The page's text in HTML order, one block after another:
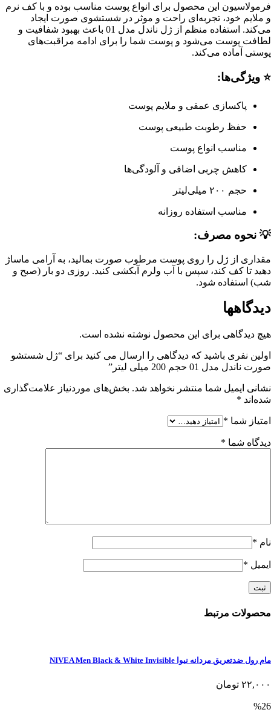
فرمولاسیون این محصول برای انواع پوست مناسب بوده و با کف نرم
و ملایم خود، تجربه‌ای راحت و موثر در شستشوی صورت ایجاد
می‌کند. استفاده منظم از ژل ناندل مدل 01 باعث بهبود شفافیت و
لطافت پوست می‌شود و پوست شما را برای ادامه مراقبت‌های
پوستی آماده می‌کند.
⭐ ویژگی‌ها:
پاکسازی عمقی و ملایم پوست
حفظ رطوبت طبیعی پوست
مناسب انواع پوست
کاهش چربی اضافی و آلودگی‌ها
حجم ۲۰۰ میلی‌لیتر
مناسب استفاده روزانه
💡 نحوه مصرف:
مقداری از ژل را روی پوست مرطوب صورت بمالید، به آرامی ماساژ
دهید تا کف کند، سپس با آب ولرم آبکشی کنید. روزی دو بار (صبح و
شب) استفاده شود.
دیدگاهها
هیچ دیدگاهی برای این محصول نوشته نشده است.
اولین نفری باشید که دیدگاهی را ارسال می کنید برای “ژل شستشو
صورت ناندل مدل 01 حجم 200 میلی لیتر”
نشانی ایمیل شما منتشر نخواهد شد. بخش‌های موردنیاز علامت‌گذاری
شده‌اند *
امتیاز شما *
دیدگاه شما *
نام *
ایمیل *
محصولات مرتبط
مام رول ضدتعریق مردانه نیوا NIVEA Men Black & White Invisible
۲۲,۰۰۰ تومان
%26